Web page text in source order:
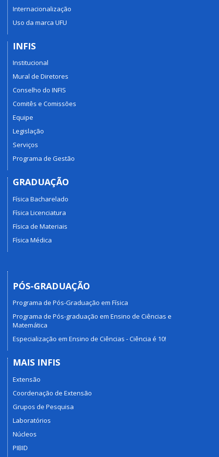
Internacionalização
Uso da marca UFU
INFIS
Institucional
Mural de Diretores
Conselho do INFIS
Comitês e Comissões
Equipe
Legislação
Serviços
Programa de Gestão
GRADUAÇÃO
Física Bacharelado
Física Licenciatura
Física de Materiais
Física Médica
PÓS-GRADUAÇÃO
Programa de Pós-Graduação em Física
Programa de Pós-graduação em Ensino de Ciências e
Matemática
Especialização em Ensino de Ciências - Ciência é 10!
MAIS INFIS
Extensão
Coordenação de Extensão
Grupos de Pesquisa
Laboratórios
Núcleos
PIBID